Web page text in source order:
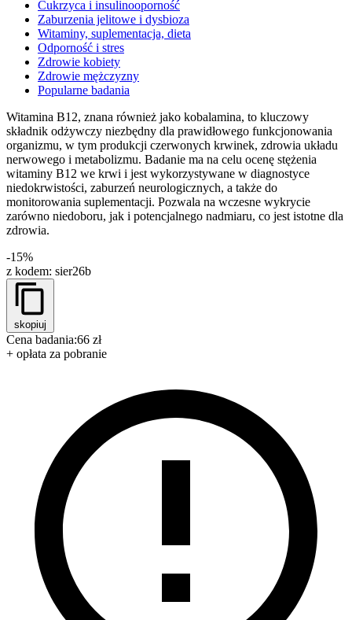
Cukrzyca i insulinooporność
Zaburzenia jelitowe i dysbioza
Witaminy, suplementacja, dieta
Odporność i stres
Zdrowie kobiety
Zdrowie mężczyzny
Popularne badania
Witamina B12, znana również jako kobalamina, to kluczowy
składnik odżywczy niezbędny dla prawidłowego funkcjonowania
organizmu, w tym produkcji czerwonych krwinek, zdrowia układu
nerwowego i metabolizmu. Badanie ma na celu ocenę stężenia
witaminy B12 we krwi i jest wykorzystywane w diagnostyce
niedokrwistości, zaburzeń neurologicznych, a także do
monitorowania suplementacji. Pozwala na wczesne wykrycie
zarówno niedoboru, jak i potencjalnego nadmiaru, co jest istotne dla
zdrowia.
-15%
z kodem: sier26b
skopiuj
Cena badania:66 zł
+ opłata za pobranie